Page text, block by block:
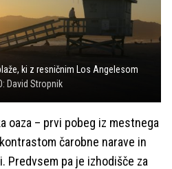
ki z resničnim Los Angelesom
David Stropnik
oaza – prvi pobeg iz mestnega
čarobne narave in
Predvsem pa je izhodišče za